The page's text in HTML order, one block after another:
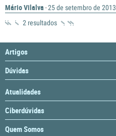
Mário Vilalva · 25 de setembro de 2013
2 resultados
Artigos
Dúvidas
Atualidades
Ciberdúvidas
Quem Somos